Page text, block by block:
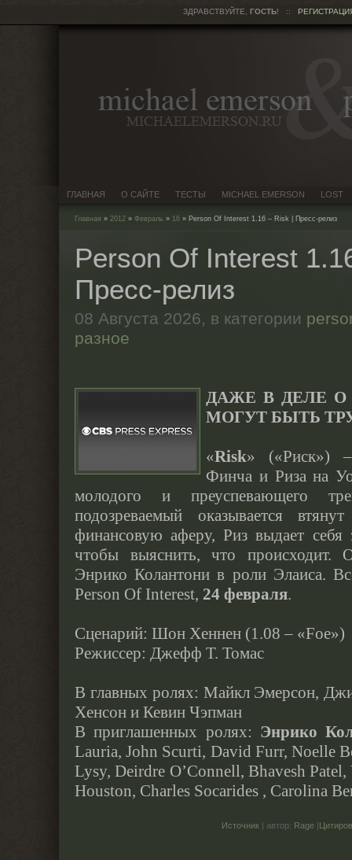
ЗДРАВСТВУЙТЕ,ГОСТЬ! ::
ГЛАВНАЯ О САЙТЕ ТЕСТЫ MICHAEL EMERSON LOST
Главная » 2012 » Февраль » 16 » Person Of Interest 1.16 – Risk | Пресс-релиз
Person Of Interest
Пресс-релиз
08 Августа 2026, в категории
разное
ДАЖЕ В ДЕЛЕ
МОГУТ БЫТЬ
«Risk» («Риск»)
Финча и Риза на
молодого и преуспевающего
подозреваемый оказывается
финансовую аферу, Риз выдает себя
чтобы выяснить, что происходит.
Энрико Колантони в роли Элаиса.
Person Of Interest, 24 февраля.
Сценарий: Шон Хеннен (1.08 – «Foe»)
Режиссер: Джефф Т. Томас
В главных ролях: Майкл Эмерсон,
Хенсон и Кевин Чэпман
В приглашенных ролях: Энрико
Lauria, John Scurti, David Furr, Noelle
Lysy, Deirdre O’Connell, Bhavesh
Houston, Charles Socarides , Carolina
Источник | автор: Rage |